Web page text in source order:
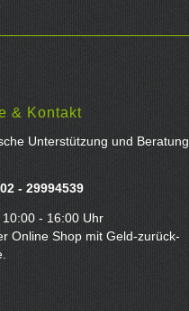
& Kontakt
Unterstützung und Beratung
- 29994539
- 16:00 Uhr
Online Shop mit Geld-zurück-